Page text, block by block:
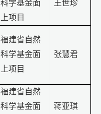
科学基金面
上项目
王世珍
福建省自然
科学基金面
上项目
张慧君
福建省自然
科学基金面
蒋亚琪